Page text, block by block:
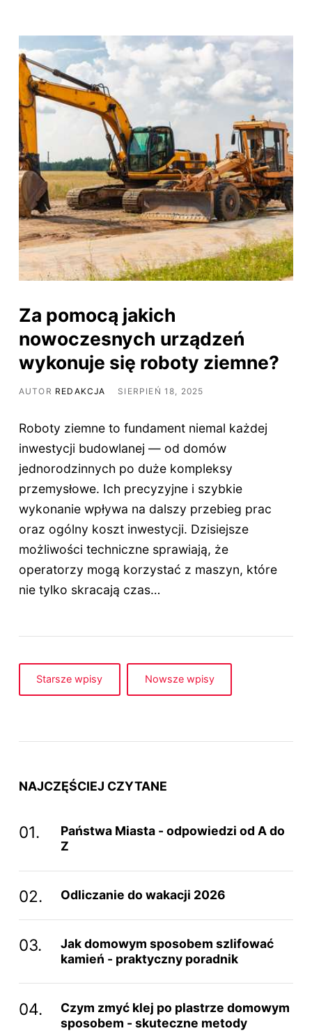
Za pomocą jakich
nowoczesnych urządzeń
wykonuje się roboty ziemne?
AUTOR REDAKCJA SIERPIEŃ 18, 2025
Roboty ziemne to fundament niemal każdej
inwestycji budowlanej — od domów
jednorodzinnych po duże kompleksy
przemysłowe. Ich precyzyjne i szybkie
wykonanie wpływa na dalszy przebieg prac
oraz ogólny koszt inwestycji. Dzisiejsze
możliwości techniczne sprawiają, że
operatorzy mogą korzystać z maszyn, które
nie tylko skracają czas…
Starsze wpisy Nowsze wpisy
NAJCZĘŚCIEJ CZYTANE
Państwa Miasta - odpowiedzi od A do
Z
Odliczanie do wakacji 2026
Jak domowym sposobem szlifować
kamień - praktyczny poradnik
Czym zmyć klej po plastrze domowym
sposobem - skuteczne metody